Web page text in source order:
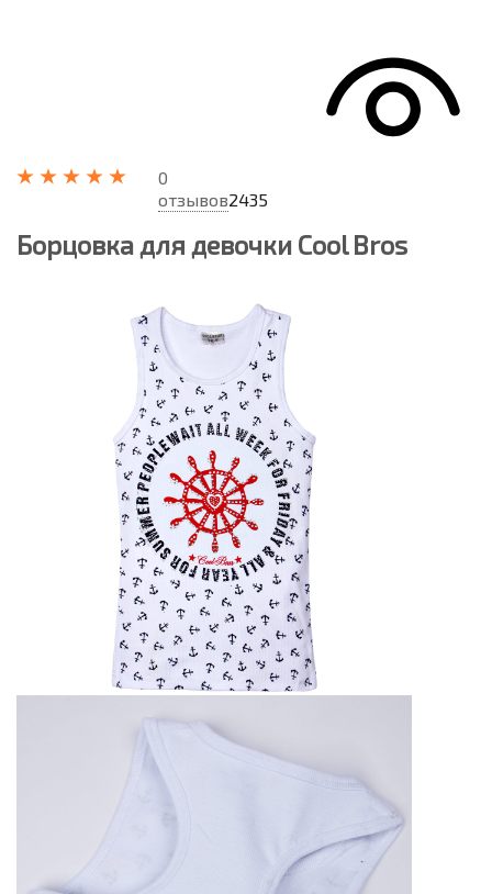
0
отзывов2435
Борцовка для девочки Cool Bros